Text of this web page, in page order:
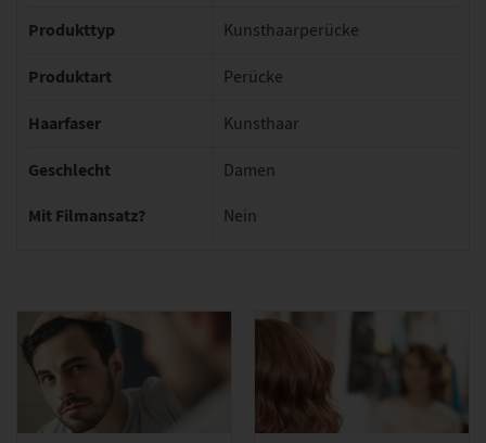
Produkttyp Kunsthaarperücke
Produktart Perücke
Haarfaser Kunsthaar
Geschlecht Damen
Mit Filmansatz? Nein